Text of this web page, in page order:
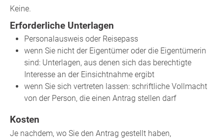
Keine.
Erforderliche Unterlagen
Personalausweis oder Reisepass
wenn Sie nicht der Eigentümer oder die Eigentümerin
sind: Unterlagen, aus denen sich das berechtigte
Interesse an der Einsichtnahme ergibt
wenn Sie sich vertreten lassen: schriftliche Vollmacht
von der Person, die einen Antrag stellen darf
Kosten
Je nachdem, wo Sie den Antrag gestellt haben,